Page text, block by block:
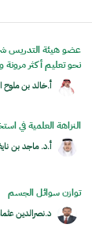
عضو هيئة التدريس
نحو تعليم أكثر مرونة
أ.خالد بن ملوح
النزاهة العلمية في
أ.د. ماجد بن
توازن سوائل الجسم
د.نصرالدين